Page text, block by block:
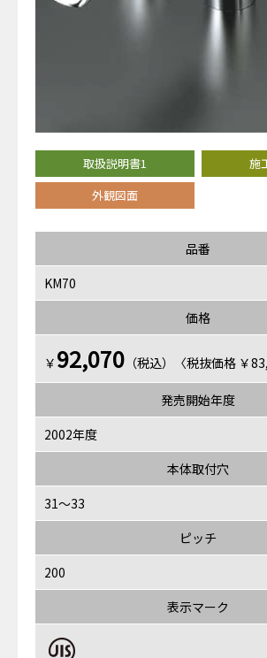
取扱説明書1
施
外観図面
品番
KM70
価格
￥ 92,070 （税込）〈税抜価格 ￥
発売開始年度
2002年度
本体取付穴
31～33
ピッチ
200
表示マーク